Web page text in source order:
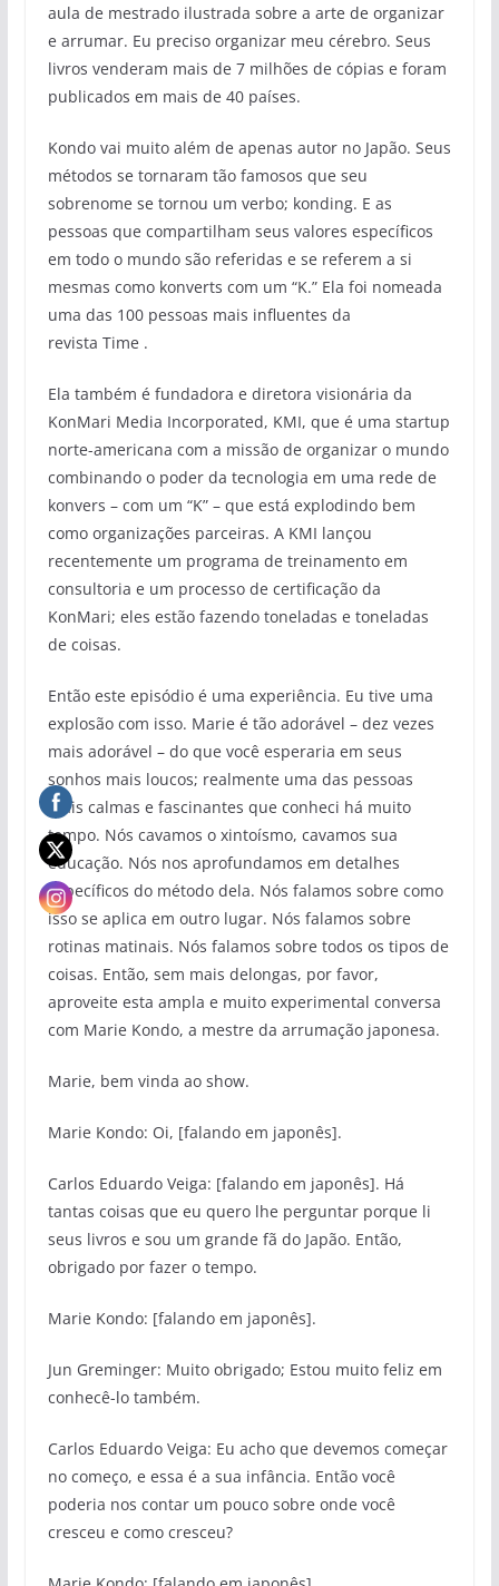
aula de mestrado ilustrada sobre a arte de organizar
e arrumar. Eu preciso organizar meu cérebro. Seus
livros venderam mais de 7 milhões de cópias e foram
publicados em mais de 40 países.
Kondo vai muito além de apenas autor no Japão. Seus
métodos se tornaram tão famosos que seu
sobrenome se tornou um verbo; konding. E as
pessoas que compartilham seus valores específicos
em todo o mundo são referidas e se referem a si
mesmas como konverts com um “K.” Ela foi nomeada
uma das 100 pessoas mais influentes da
revista Time .
Ela também é fundadora e diretora visionária da
KonMari Media Incorporated, KMI, que é uma startup
norte-americana com a missão de organizar o mundo
combinando o poder da tecnologia em uma rede de
konvers – com um “K” – que está explodindo bem
como organizações parceiras. A KMI lançou
recentemente um programa de treinamento em
consultoria e um processo de certificação da
KonMari; eles estão fazendo toneladas e toneladas
de coisas.
Então este episódio é uma experiência. Eu tive uma
explosão com isso. Marie é tão adorável – dez vezes
mais adorável – do que você esperaria em seus
sonhos mais loucos; realmente uma das pessoas
mais calmas e fascinantes que conheci há muito
tempo. Nós cavamos o xintoísmo, cavamos sua
educação. Nós nos aprofundamos em detalhes
específicos do método dela. Nós falamos sobre como
isso se aplica em outro lugar. Nós falamos sobre
rotinas matinais. Nós falamos sobre todos os tipos de
coisas. Então, sem mais delongas, por favor,
aproveite esta ampla e muito experimental conversa
com Marie Kondo, a mestre da arrumação japonesa.
Marie, bem vinda ao show.
Marie Kondo: Oi, [falando em japonês].
Carlos Eduardo Veiga: [falando em japonês]. Há
tantas coisas que eu quero lhe perguntar porque li
seus livros e sou um grande fã do Japão. Então,
obrigado por fazer o tempo.
Marie Kondo: [falando em japonês].
Jun Greminger: Muito obrigado; Estou muito feliz em
conhecê-lo também.
Carlos Eduardo Veiga: Eu acho que devemos começar
no começo, e essa é a sua infância. Então você
poderia nos contar um pouco sobre onde você
cresceu e como cresceu?